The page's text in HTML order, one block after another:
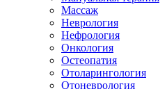
Массаж
Неврология
Нефрология
Онкология
Остеопатия
Отоларингология
Отоневрология